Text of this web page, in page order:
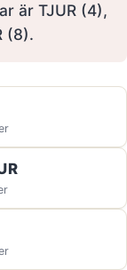
är TJUR (4),
(8).